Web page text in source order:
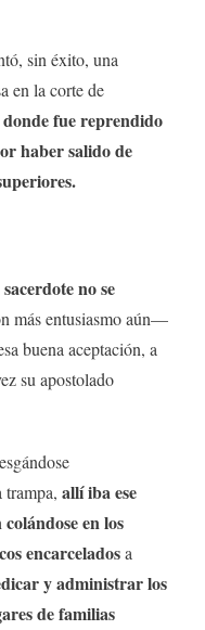
sin éxito, una
en la corte de
fue reprendido
haber salido de
no se
entusiasmo aún—
buena aceptación, a
su apostolado
trampa, allí iba ese
en los
encarceladosa
y administrar los
de familias